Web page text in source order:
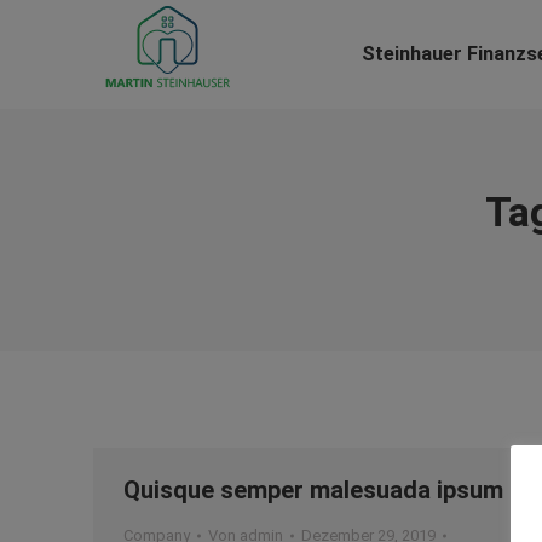
Steinhauer
Quisque semper malesuada ipsum
Company Von admin
Dezember 29, 2019